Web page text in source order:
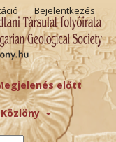
előtt
Bejelentkezés